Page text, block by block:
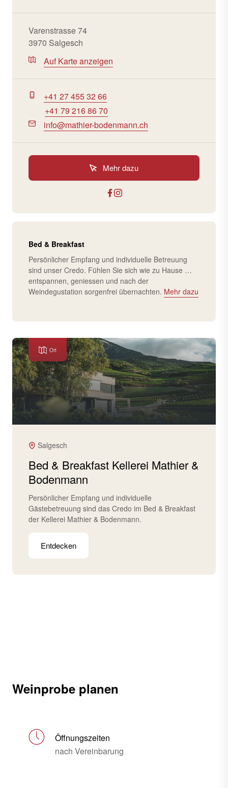
Varenstrasse 74
3970 Salgesch
Auf Karte anzeigen
+41 27 455 32 66
+41 79 216 86 70
info@mathier-bodenmann.ch
Mehr dazu
Bed & Breakfast
Persönlicher Empfang und individuelle Betreuung
sind unser Credo. Fühlen Sie sich wie zu Hause …
entspannen, geniessen und nach der
Weindegustation sorgenfrei übernachten. Mehr dazu
Ort
Salgesch
Bed & Breakfast Kellerei Mathier &
Bodenmann
Persönlicher Empfang und individuelle
Gästebetreuung sind das Credo im Bed & Breakfast
der Kellerei Mathier & Bodenmann.
Entdecken
Weinprobe planen
Öffnungszeiten
nach Vereinbarung